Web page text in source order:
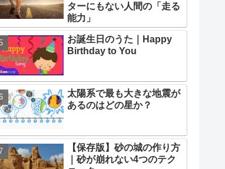
ターにもない人間の「走る
能力」
お誕生日のうた｜Happy
Birthday to You
太陽系で最も大きな地震が
あるのはどの星か？
【保存版】砂の城の作り方
｜砂が崩れない4つのテク